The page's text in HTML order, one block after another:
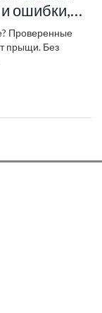
ошибки,
Проверенные
прыщи. Без